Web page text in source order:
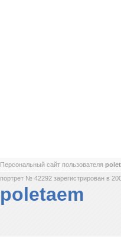
Персональный сайт пользователя
портрет № 42292 зарегистрирован в
poletaem